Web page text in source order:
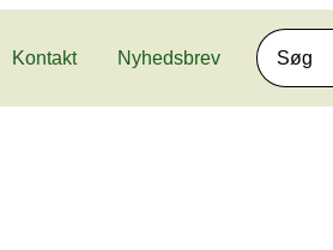
Kontakt Nyhedsbrev
Søg